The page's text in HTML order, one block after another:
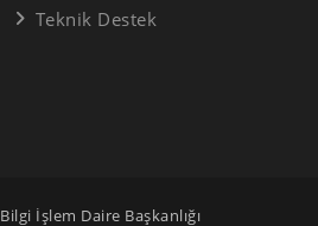
Teknik Destek
Bilgi İşlem Daire Başkanlığı